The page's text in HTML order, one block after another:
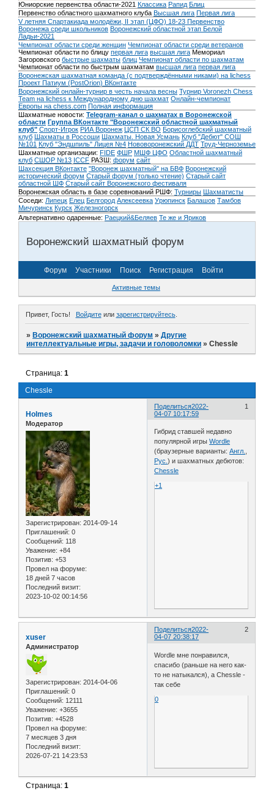
Юниорские первенства области-2021 Классика Рапид Блиц
Первенство областного шахматного клуба Высшая лига Первая лига
V летняя Спартакиада молодёжи, II этап (ЦФО) 18-23 Первенство
Воронежа среди школьников Воронежский областной этап Белой
Ладьи-2021
Чемпионат области среди женщин Чемпионат области среди ветеранов
Чемпионат области по блицу первая лига высшая лига Мемориал
Загоровского быстрые шахматы блиц Чемпионат области по шахматам
Чемпионат области по быстрым шахматам высшая лига первая лига
Воронежская шахматная команда (с подтверждёнными никами) на lichess
Проект Патиум (PostOrion) ВКонтакте
Воронежский онлайн-турнир в честь начала весны Турнир Voronezh Chess
Team на lichess к Международному дню шахмат Онлайн-чемпионат
Европы на chess.com Полная информация
Шахматные новости: Telegram-канал о шахматах в Воронежской
области Группа ВКонтакте "Воронежский областной шахматный
клуб" Спорт-Игрок РИА Воронеж ЦСП СК ВО Борисоглебский шахматный
клуб Шахматы в Россоши Шахматы. Новая Усмань Клуб "Дебют" СОШ
№101 Клуб "Эндшпиль" Лицея №4 Нововоронежский ДДТ Труд-Черноземье
Шахматные организации: FIDE ФШР МШФ ЦФО Областной шахматный
клуб СШОР №13 ICCF РАЗШ: форум сайт
Шахсекция ВКонтакте "Воронеж шахматный" на БВФ Воронежский
исторический форум Cтарый форум (только чтение) Старый сайт
областной ШФ Старый сайт Воронежского фестиваля
Воронежская область в базе соревнований РШФ: Турниры Шахматисты
Соседи: Липецк Елец Белгород Алексеевка Урюпинск Балашов Тамбов
Мичуринск Курск Железногорск
Альтернативно одаренные: Раецкий&Беляев Те же и Яриков
Воронежский шахматный форум
Форум Участники Поиск Регистрация Войти
Активные темы
Привет, Гость! Войдитеили зарегистрируйтесь.
»Воронежский шахматный форум »Другие
интеллектуальные игры, задачи и головоломки »Chessle
Chessle
Страница:1
Поделиться 1
2022-
04-07 10:17:59
Holmes
Модератор
Зарегистрирован: 2014-09-14
Приглашений: 0
Сообщений: 118
Уважение: +84
Позитив: +53
Провел на форуме:
18 дней 7 часов
Последний визит:
2023-10-02 00:14:56
Гибрид ставшей недавно
популярной игрыWordle
(браузерные варианты:Англ.
Рус.) и шахматных дебютов:
Chessle
+1
Поделиться 2
2022-
04-07 20:38:17
xuser
Администратор
Зарегистрирован: 2014-04-06
Приглашений: 0
Сообщений: 12111
Уважение: +3655
Позитив: +4528
Провел на форуме:
7 месяцев 3 дня
Последний визит:
2026-07-21 14:23:53
Wordle мне понравился,
спасибо (раньше на него как-
то не натыкался), а Chessle -
так себе
0
Страница:1